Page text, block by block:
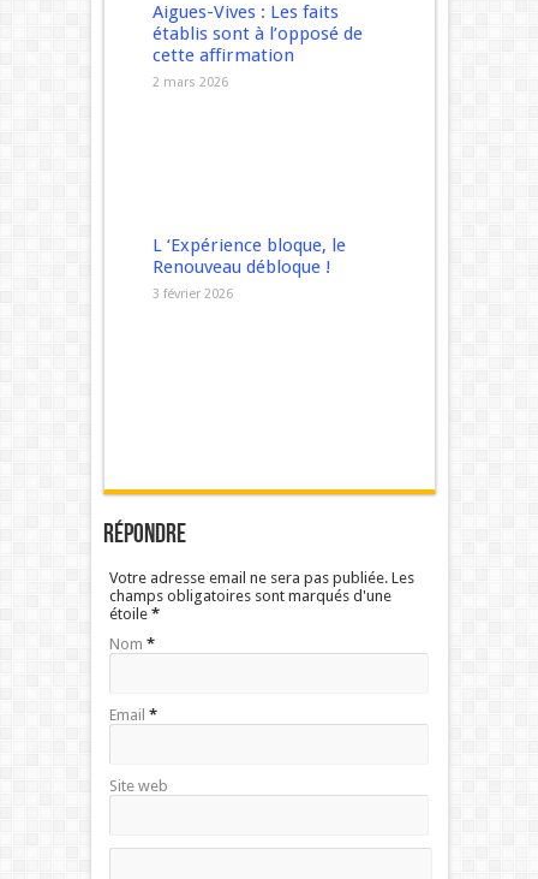
Aigues-Vives : Les faits
établis sont à l’opposé de
cette affirmation
2 mars 2026
L ‘Expérience bloque, le
Renouveau débloque !
3 février 2026
Répondre
Votre adresse email ne sera pas publiée. Les
champs obligatoires sont marqués d'une
étoile *
Nom *
Email *
Site web